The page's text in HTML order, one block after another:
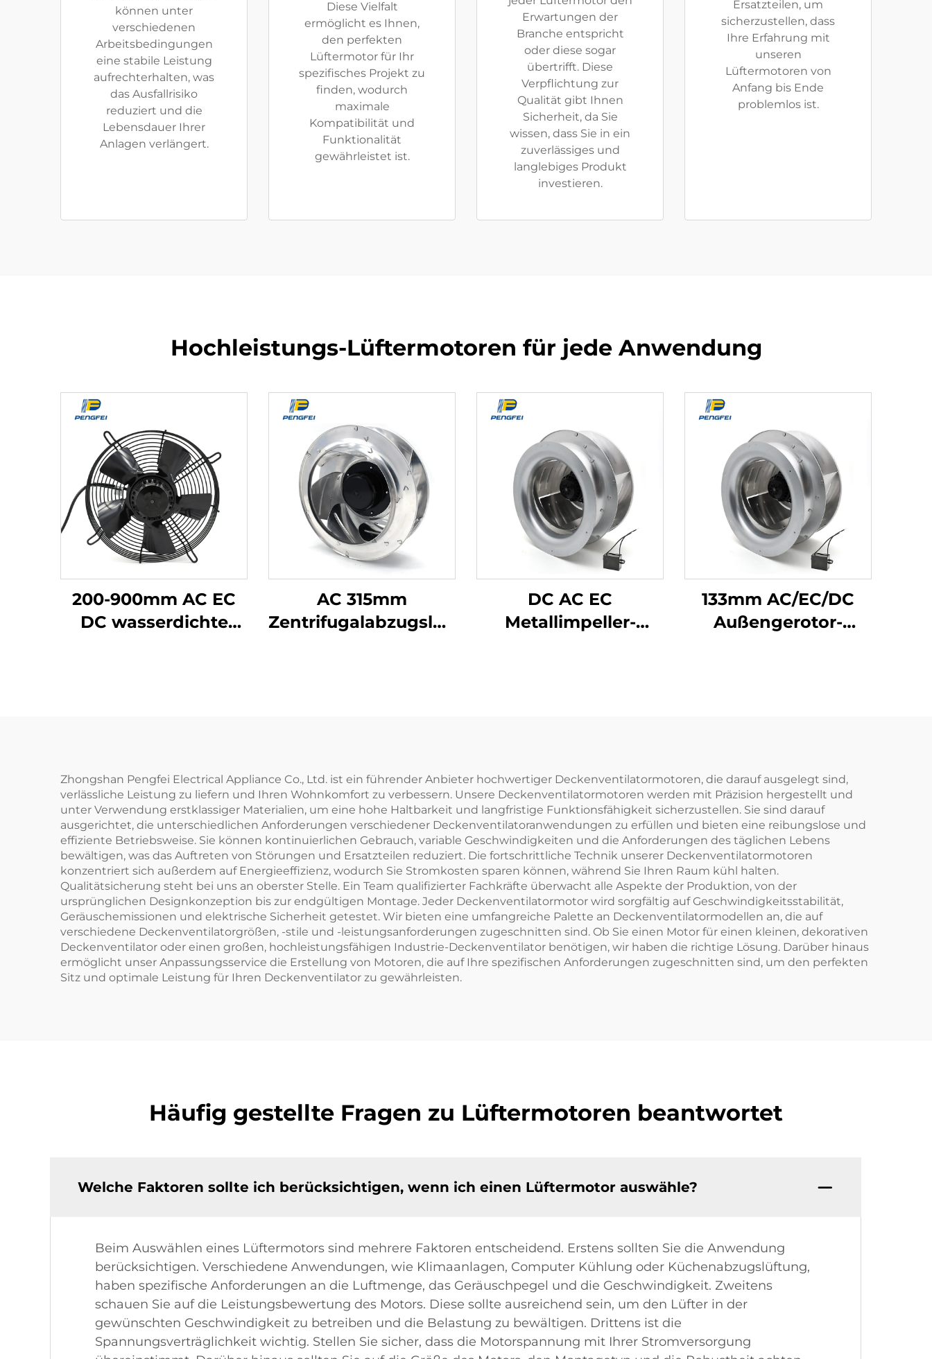
können unter
verschiedenen
Arbeitsbedingungen
eine stabile Leistung
aufrechterhalten, was
das Ausfallrisiko
reduziert und die
Lebensdauer Ihrer
Anlagen verlängert.
Diese Vielfalt
ermöglicht es Ihnen,
den perfekten
Lüftermotor für Ihr
spezifisches Projekt zu
finden, wodurch
maximale
Kompatibilität und
Funktionalität
gewährleistet ist.
Erwartungen der
Branche entspricht
oder diese sogar
übertrifft. Diese
Verpflichtung zur
Qualität gibt Ihnen
Sicherheit, da Sie
wissen, dass Sie in ein
zuverlässiges und
langlebiges Produkt
investieren.
Ersatzteilen, um
sicherzustellen, dass
Ihre Erfahrung mit
unseren
Lüftermotoren von
Anfang bis Ende
problemlos ist.
Hochleistungs-Lüftermotoren für jede Anwendung
200-900mm AC EC
DC wasserdichte
AC 315mm
Zentrifugalabzugslüfter
DC AC EC
Metallimpeller-
133mm AC/EC/DC
Außengerotor-
Zhongshan Pengfei Electrical Appliance Co., Ltd. ist ein führender Anbieter hochwertiger Deckenventilatormotoren, die darauf ausgelegt sind,
verlässliche Leistung zu liefern und Ihren Wohnkomfort zu verbessern. Unsere Deckenventilatormotoren werden mit Präzision hergestellt und
unter Verwendung erstklassiger Materialien, um eine hohe Haltbarkeit und langfristige Funktionsfähigkeit sicherzustellen. Sie sind darauf
ausgerichtet, die unterschiedlichen Anforderungen verschiedener Deckenventilatoranwendungen zu erfüllen und bieten eine reibungslose und
effiziente Betriebsweise. Sie können kontinuierlichen Gebrauch, variable Geschwindigkeiten und die Anforderungen des täglichen Lebens
bewältigen, was das Auftreten von Störungen und Ersatzteilen reduziert. Die fortschrittliche Technik unserer Deckenventilatormotoren
konzentriert sich außerdem auf Energieeffizienz, wodurch Sie Stromkosten sparen können, während Sie Ihren Raum kühl halten.
Qualitätsicherung steht bei uns an oberster Stelle. Ein Team qualifizierter Fachkräfte überwacht alle Aspekte der Produktion, von der
ursprünglichen Designkonzeption bis zur endgültigen Montage. Jeder Deckenventilatormotor wird sorgfältig auf Geschwindigkeitsstabilität,
Geräuschemissionen und elektrische Sicherheit getestet. Wir bieten eine umfangreiche Palette an Deckenventilatormodellen an, die auf
verschiedene Deckenventilatorgrößen, -stile und -leistungsanforderungen zugeschnitten sind. Ob Sie einen Motor für einen kleinen, dekorativen
Deckenventilator oder einen großen, hochleistungsfähigen Industrie-Deckenventilator benötigen, wir haben die richtige Lösung. Darüber hinaus
ermöglicht unser Anpassungsservice die Erstellung von Motoren, die auf Ihre spezifischen Anforderungen zugeschnitten sind, um den perfekten
Sitz und optimale Leistung für Ihren Deckenventilator zu gewährleisten.
Häufig gestellte Fragen zu Lüftermotoren beantwortet
Welche Faktoren sollte ich berücksichtigen, wenn ich einen Lüftermotor auswähle?
Beim Auswählen eines Lüftermotors sind mehrere Faktoren entscheidend. Erstens sollten Sie die Anwendung
berücksichtigen. Verschiedene Anwendungen, wie Klimaanlagen, Computer Kühlung oder Küchenabzugslüftung,
haben spezifische Anforderungen an die Luftmenge, das Geräuschpegel und die Geschwindigkeit. Zweitens
schauen Sie auf die Leistungsbewertung des Motors. Diese sollte ausreichend sein, um den Lüfter in der
gewünschten Geschwindigkeit zu betreiben und die Belastung zu bewältigen. Drittens ist die
Spannungsverträglichkeit wichtig. Stellen Sie sicher, dass die Motorspannung mit Ihrer Stromversorgung